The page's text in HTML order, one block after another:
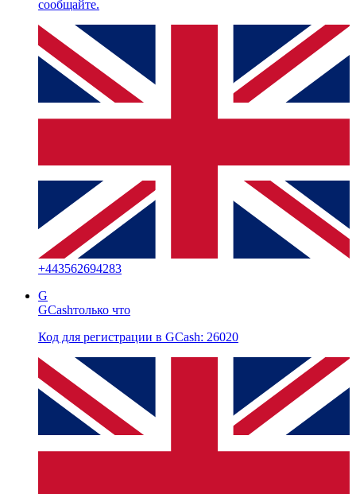
сообщайте.
+443562694283
G
GCashтолько что
Код для регистрации в GCash: 26020